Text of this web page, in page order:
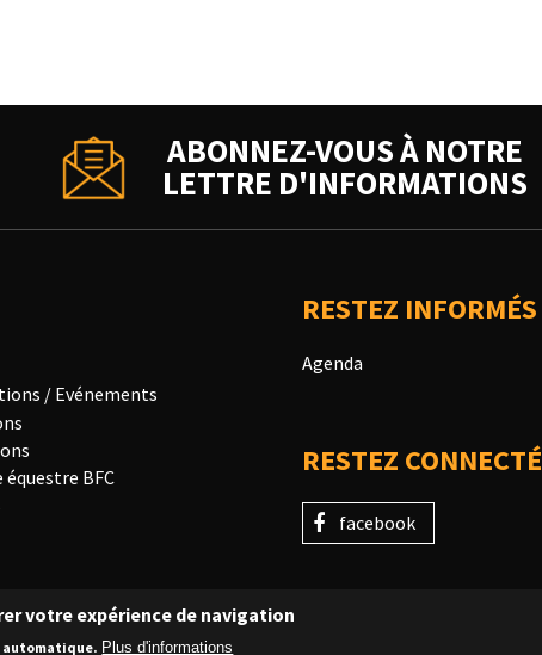
ABONNEZ-VOUS À NOTRE
LETTRE D'INFORMATIONS
/ Evénements
équestre BFC
RESTEZ INFORMÉS
Agenda
RESTEZ CONNECTÉ
facebook
votre expérience de navigation
automatique. Plus d'informations